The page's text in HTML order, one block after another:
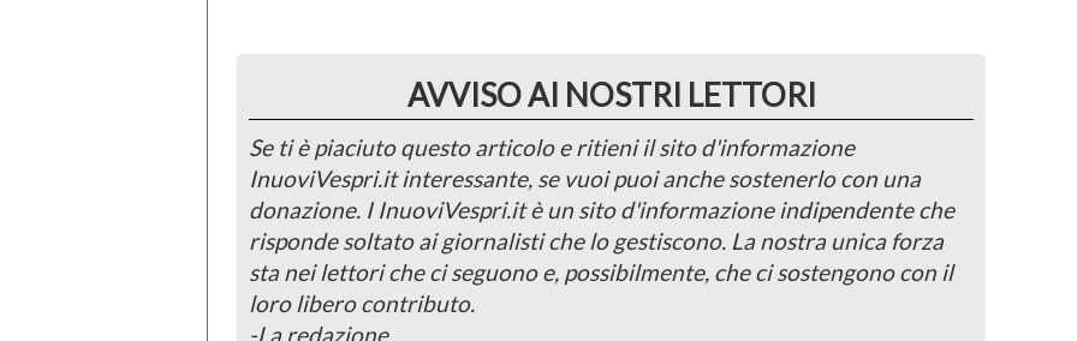
AVVISO AI NOSTRI LETTORI
Se ti è piaciuto questo articolo e ritieni il sito d'informazione
InuoviVespri.it interessante, se vuoi puoi anche sostenerlo con una
donazione. I InuoviVespri.it è un sito d'informazione indipendente che
risponde soltato ai giornalisti che lo gestiscono. La nostra unica forza
sta nei lettori che ci seguono e, possibilmente, che ci sostengono con il
loro libero contributo.
-La redazione